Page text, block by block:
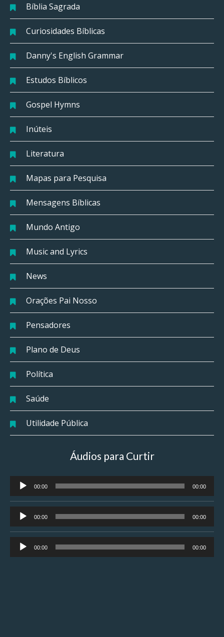
Bíblia Sagrada
Curiosidades Bíblicas
Danny's English Grammar
Estudos Bíblicos
Gospel Hymns
Inúteis
Literatura
Mapas para Pesquisa
Mensagens Bíblicas
Mundo Antigo
Music and Lyrics
News
Orações Pai Nosso
Pensadores
Plano de Deus
Política
Saúde
Utilidade Pública
Áudios para Curtir
Tocador
de
áudio
00:00 00:00
Tocador
de
áudio
00:00 00:00
Tocador
de
00:00 00:00